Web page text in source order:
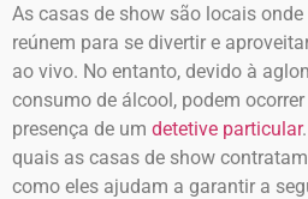
As casas de show são locais
reúnem para se divertir e
ao vivo. No entanto, devido à
consumo de álcool, podem
presença de um detetive particular
quais as casas de show
como eles ajudam a garantir a